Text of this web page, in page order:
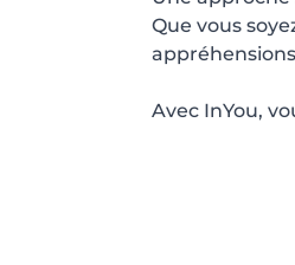
Que vous
Avec InYou,